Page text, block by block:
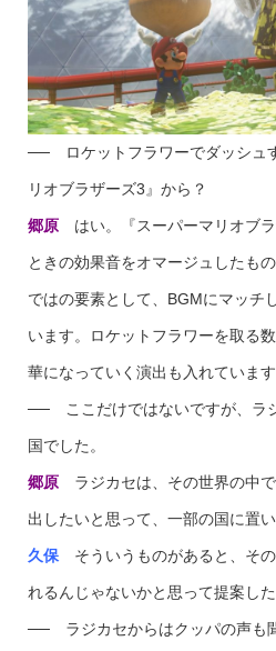
── ロケットフラワーでダッシュ
リオブラザーズ3』から？
郷原はい。『スーパーマリオブラ
ときの効果音をオマージュしたも
ではの要素として、BGMにマッチ
います。ロケットフラワーを取る
華になっていく演出も入れています
── ここだけではないですが、ラ
国でした。
郷原ラジカセは、その世界の中で
出したいと思って、一部の国に置い
久保そういうものがあると、その
れるんじゃないかと思って提案した
── ラジカセからはクッパの声も